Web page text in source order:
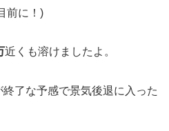
前に！)
近くも溶けましたよ。
了な予感で景気後退に入った